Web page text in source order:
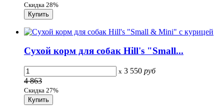
Скидка 28%
Сухой корм для собак Hill's "Small...
x 3 550 руб
4 863
Скидка 27%